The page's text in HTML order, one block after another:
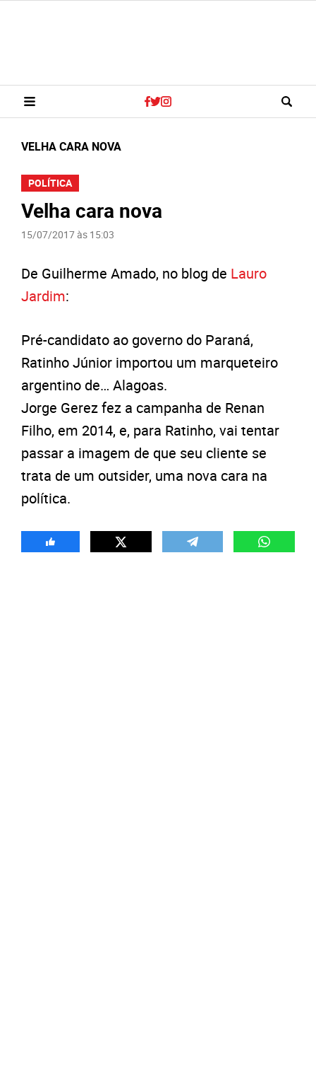
VELHA CARA NOVA
POLÍTICA
Velha cara nova
15/07/2017 às 15:03
De Guilherme Amado, no blog de Lauro
Jardim:
Pré-candidato ao governo do Paraná,
Ratinho Júnior importou um marqueteiro
argentino de… Alagoas.
Jorge Gerez fez a campanha de Renan
Filho, em 2014, e, para Ratinho, vai tentar
passar a imagem de que seu cliente se
trata de um outsider, uma nova cara na
política.